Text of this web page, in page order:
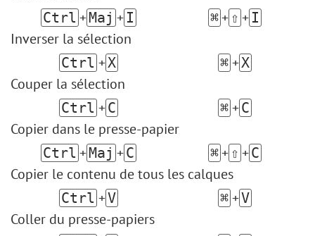
Ctrl +Maj + I ⌘+ ⇧ + I
Inverser la sélection
Ctrl +X ⌘ +X
Couper la sélection
Ctrl +C ⌘ +С
Copier dans le presse-papier
Ctrl +Maj +C ⌘+ ⇧ +C
Copier le contenu de tous les calques
Ctrl +V ⌘ +V
Coller du presse-papiers